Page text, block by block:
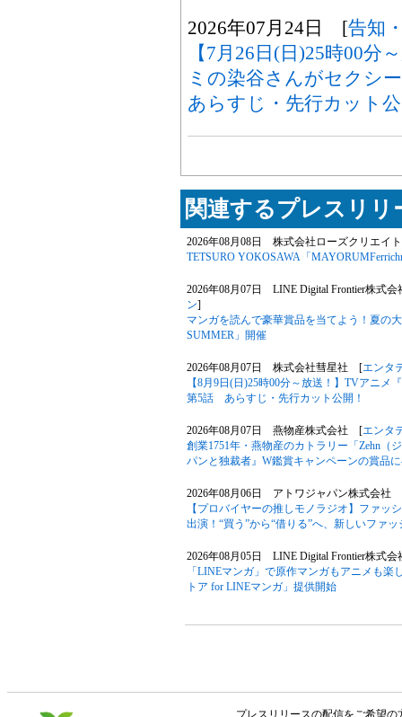
2026年07月24日 [告知
【7月26日(日)25時00分
ミの染谷さんがセクシ
あらすじ・先行カット
関連するプレスリリ
2026年08月08日 株式会社ローズクリエイ
TETSURO YOKOSAWA「
2026年08月07日 LINE Digital Frontier株式
ン]
マンガを読んで豪華賞品を当てよう！夏の
SUMMER」開催
2026年08月07日 株式会社彗星社 [エンタ
【8月9日(日)25時00分～放送！】TVアニ
第5話 あらすじ・先行カット公開！
2026年08月07日 燕物産株式会社 [エンタ
創業1751年・燕物産のカトラリー「Zehn（
パンと独裁者』W鑑賞キャンペーンの賞品
2026年08月06日 アトワジャパン株式会社
【プロバイヤーの推しモノラジオ】ファッ
出演！“買う”から“借りる”へ、新しいファ
2026年08月05日 LINE Digital Frontier株式
「LINEマンガ」で原作マンガもアニメも
トア for LINEマンガ」提供開始
プレスリリースの配信をご希望の